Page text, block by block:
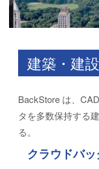
建築・建
BackStore は、
タを多数保持する
る。
クラウドバ